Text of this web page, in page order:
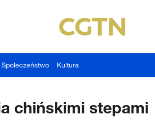
Społeczeństwo Kultura
chińskimi stepami